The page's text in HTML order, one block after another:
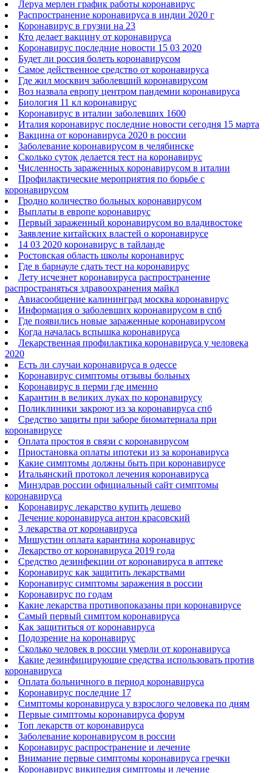
Леруа мерлен график работы коронавирус
Распространение коронавируса в индии 2020 г
Коронавирус в грузии на 23
Кто делает вакцину от коронавируса
Коронавирус последние новости 15 03 2020
Будет ли россия болеть коронавирусом
Самое действенное средство от коронавируса
Где жил москвич заболевший коронавирусом
Воз назвала европу центром пандемии коронавируса
Биология 11 кл коронавирус
Коронавирус в италии заболевших 1600
Италия коронавирус последние новости сегодня 15 марта
Вакцина от коронавируса 2020 в россии
Заболевание коронавирусом в челябинске
Сколько суток делается тест на коронавирус
Численность зараженных коронавирусом в италии
Профилактические мероприятия по борьбе с
коронавирусом
Гродно количество больных коронавирусом
Выплаты в европе коронавирус
Первый зараженный коронавирусом во владивостоке
Заявление китайских властей о коронавирусе
14 03 2020 коронавирус в тайланде
Ростовская область школы коронавирус
Где в барнауле сдать тест на коронавирус
Лету исчезнет коронавируса распространение
распространяться здравоохранения майкл
Авиасообщение калининград москва коронавирус
Информация о заболевших коронавирусом в спб
Где появились новые зараженные коронавирусом
Когда началась вспышка коронавируса
Лекарственная профилактика коронавируса у человека
2020
Есть ли случаи коронавируса в одессе
Коронавирус симптомы отзывы больных
Коронавирус в перми где именно
Карантин в великих луках по коронавирусу
Поликлиники закроют из за коронавируса спб
Средство защиты при заборе биоматериала при
коронавирусе
Оплата простоя в связи с коронавирусом
Приостановка оплаты ипотеки из за коронавируса
Какие симптомы должны быть при коронавирусе
Итальянский протокол лечения коронавируса
Минздрав россии официальный сайт симптомы
коронавируса
Коронавирус лекарство купить дешево
Лечение коронавируса антон красовский
3 лекарства от коронавируса
Мишустин оплата карантина коронавирус
Лекарство от коронавируса 2019 года
Средство дезинфекции от коронавируса в аптеке
Коронавирус как защитить лекарствами
Коронавирус симптомы заражения в россии
Коронавирус по годам
Какие лекарства противопоказаны при коронавирусе
Самый первый симптом коронавируса
Как защититься от коронавируса
Подозрение на коронавирус
Сколько человек в россии умерли от коронавируса
Какие дезинфицирующие средства использовать против
коронавируса
Оплата больничного в период коронавируса
Коронавирус последние 17
Симптомы коронавируса у взрослого человека по дням
Первые симптомы коронавируса форум
Топ лекарств от коронавируса
Заболевание коронавирусом в россии
Коронавирус распространение и лечение
Внимание первые симптомы коронавируса гречки
Коронавирус википедия симптомы и лечение